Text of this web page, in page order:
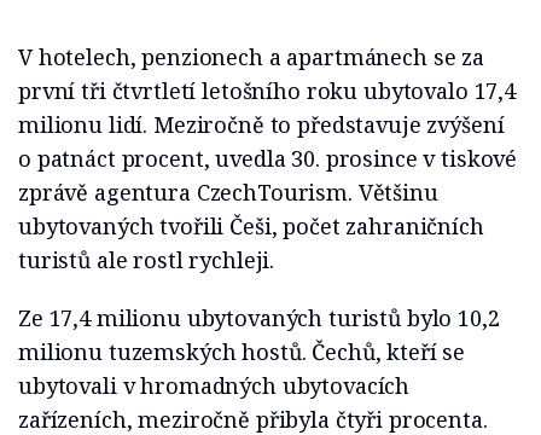
V hotelech, penzionech a apartmánech se za
první tři čtvrtletí letošního roku ubytovalo 17,4
milionu lidí. Meziročně to představuje zvýšení
o patnáct procent, uvedla 30. prosince v tiskové
zprávě agentura CzechTourism. Většinu
ubytovaných tvořili Češi, počet zahraničních
turistů ale rostl rychleji.
Ze 17,4 milionu ubytovaných turistů bylo 10,2
milionu tuzemských hostů. Čechů, kteří se
ubytovali v hromadných ubytovacích
zařízeních, meziročně přibyla čtyři procenta.